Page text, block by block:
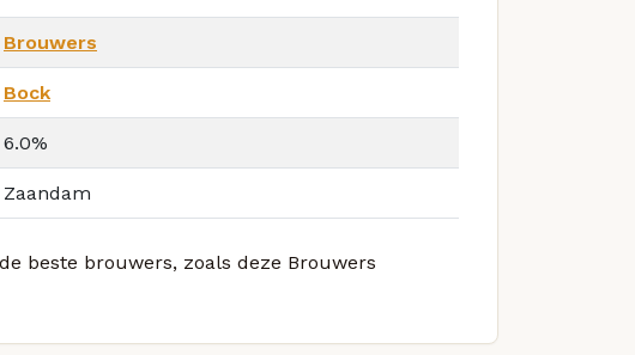
Brouwers
Bock
6.0%
Zaandam
beste brouwers, zoals deze Brouwers